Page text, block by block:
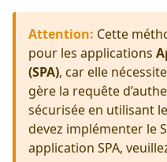
Attention: Cette
pour les applications
(SPA), car elle
gère la requête
sécurisée en utilisant
devez implémenter le
application SPA,